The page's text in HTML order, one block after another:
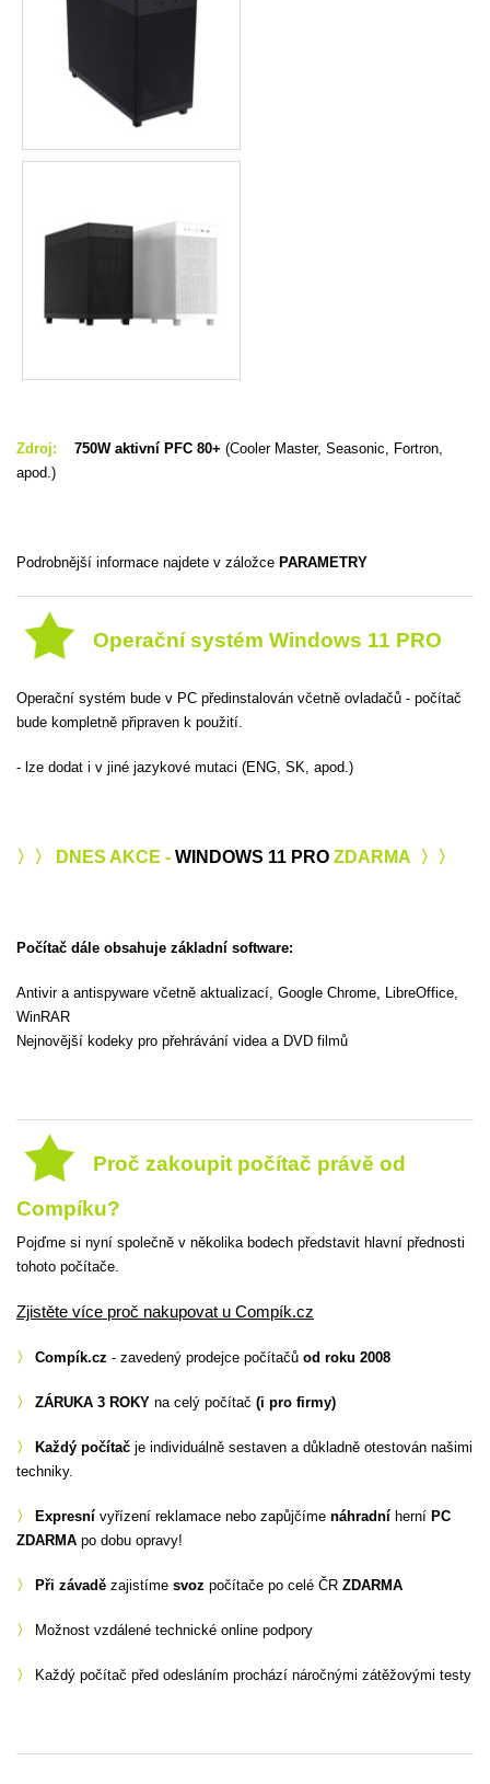
Zdroj: 750W aktivní PFC 80+ (Cooler Master, Seasonic, Fortron,
apod.)
Podrobnější informace najdete v záložce PARAMETRY
Operační systém Windows 11 PRO
Operační systém bude v PC předinstalován včetně ovladačů - počítač
bude kompletně připraven k použití.
- lze dodat i v jiné jazykové mutaci (ENG, SK, apod.)
〉〉 DNES AKCE - WINDOWS 11 PRO ZDARMA 〉〉
Počítač dále obsahuje základní software:
Antivir a antispyware včetně aktualizací, Google Chrome, LibreOffice,
WinRAR
Nejnovější kodeky pro přehrávání videa a DVD filmů
Proč zakoupit počítač právě od
Compíku?
Pojďme si nyní společně v několika bodech představit hlavní přednosti
tohoto počítače.
Zjistěte více proč nakupovat u Compík.cz
〉 Compík.cz - zavedený prodejce počítačů od roku 2008
〉 ZÁRUKA 3 ROKY na celý počítač (i pro firmy)
〉 Každý počítač je individuálně sestaven a důkladně otestován našimi
techniky.
〉 Expresní vyřízení reklamace nebo zapůjčíme náhradní herní PC
ZDARMA po dobu opravy!
〉 Při závadě zajistíme svoz počítače po celé ČR ZDARMA
〉 Možnost vzdálené technické online podpory
〉 Každý počítač před odesláním prochází náročnými zátěžovými testy